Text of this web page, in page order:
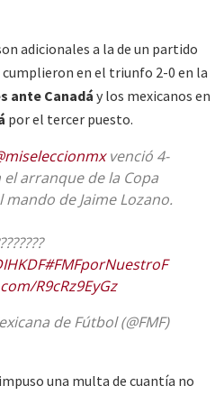
adicionales a la de un partido
cumplieron en el triunfo 2-0 en la
ante Canadá y los mexicanos en
por el tercer puesto.
venció 4-
arranque de la Copa
mando de Jaime Lozano.
#FMFporNuestroF
R9cRz9EyGz
de Fútbol (@FMF)
una multa de cuantía no